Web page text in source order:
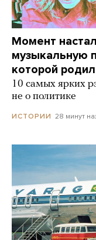
Момент
музыкальную
которой
10 самых ярких
не о политике
ИСТОРИИ 28 минут